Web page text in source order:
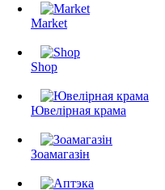
Market
Shop
Ювелірная крама
Зоамагазін